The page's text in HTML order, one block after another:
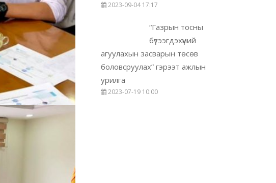
2023-09-04 17:17
“Газрын тосны
бүтээгдэхүүний
агуулахын засварын төсөв
боловсруулах” гэрээт ажлын
урилга
2023-07-19 10:00